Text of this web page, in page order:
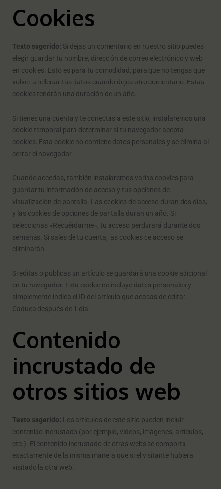
Cookies
Texto sugerido: Si dejas un comentario en nuestro sitio puedes
elegir guardar tu nombre, dirección de correo electrónico y web
en cookies. Esto es para tu comodidad, para que no tengas que
volver a rellenar tus datos cuando dejes otro comentario. Estas
cookies tendrán una duración de un año.
Si tienes una cuenta y te conectas a este sitio, instalaremos una
cookie temporal para determinar si tu navegador acepta
cookies. Esta cookie no contiene datos personales y se elimina al
cerrar el navegador.
Cuando accedas, también instalaremos varias cookies para
guardar tu información de acceso y tus opciones de
visualización de pantalla. Las cookies de acceso duran dos días,
y las cookies de opciones de pantalla duran un año. Si
seleccionas «Recuérdarme», tu acceso perdurará durante dos
semanas. Si sales de tu cuenta, las cookies de acceso se
eliminarán.
Si editas o publicas un artículo se guardará una cookie adicional
en tu navegador. Esta cookie no incluye datos personales y
simplemente indica el ID del artículo que acabas de editar.
Caduca después de 1 día.
Contenido
incrustado de
otros sitios web
Texto sugerido: Los artículos de este sitio pueden incluir
contenido incrustado (por ejemplo, vídeos, imágenes, artículos,
etc.). El contenido incrustado de otras webs se comporta
exactamente de la misma manera que si el visitante hubiera
visitado la otra web.